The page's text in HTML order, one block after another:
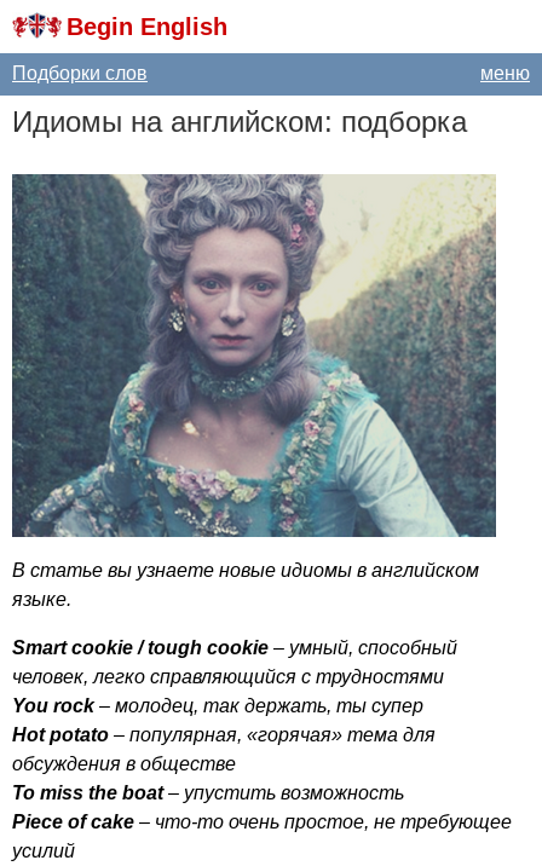
Begin English
меню
Подборки слов
Идиомы на английском: подборка
В статье вы узнаете новые идиомы в английском
языке.
Smart cookie /tough cookie – умный, способный
человек, легко справляющийся с трудностями
You rock– молодец, так держать, ты супер
Hot potato – популярная, «горячая» тема для
обсуждения в обществе
To miss the boat– упустить возможность
Piece of cake – что-то очень простое, не требующее
усилий